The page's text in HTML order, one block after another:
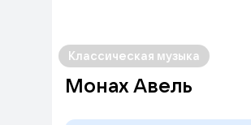
Классическая музыка
Монах Авель